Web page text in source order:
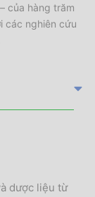
của hàng trăm
các nghiên cứu
dược liệu từ